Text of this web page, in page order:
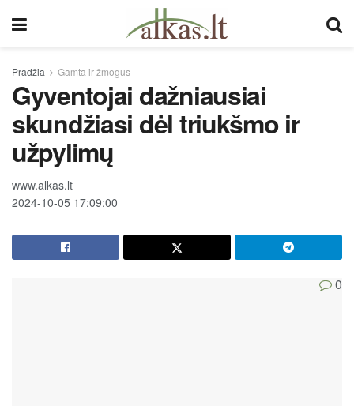
Pradžia Gamta ir žmogus
Gyventojai dažniausiai
skundžiasi dėl triukšmo ir
užpylimų
www.alkas.lt
2024-10-05 17:09:00
0